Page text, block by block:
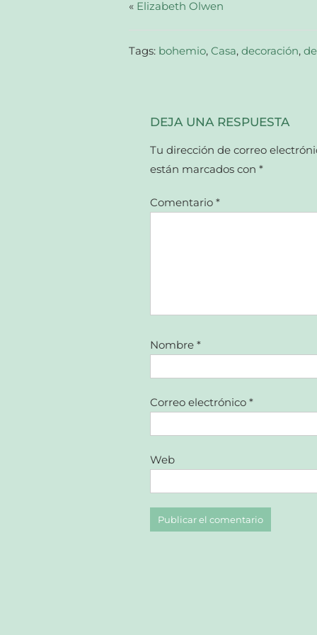
« Elizabeth Olwen
Tags: bohemio, Casa, decoración,
DEJA UNA RESPUESTA
Tu dirección de correo
están marcados con *
Comentario *
Nombre *
Correo electrónico *
Web